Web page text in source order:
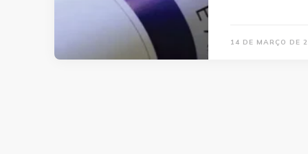
14 DE MARÇO DE